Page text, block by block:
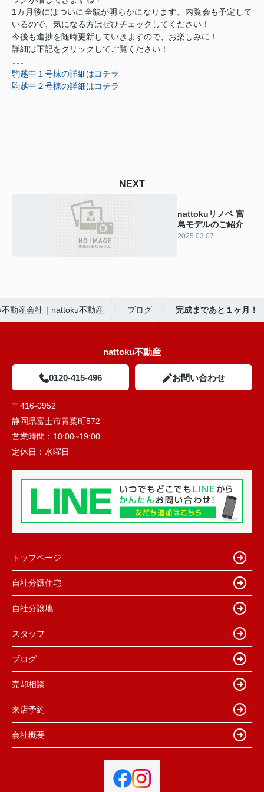
1カ月後にはついに全貌が明らかになります。内覧会も予定して
いるので、気になる方はぜひチェックしてください！
今後も進捗を随時更新していきますので、お楽しみに！
詳細は下記をクリックしてご覧ください！
↓↓↓
駒越中１号棟の詳細はコチラ
駒越中２号棟の詳細はコチラ
NEXT
nattokuリノベ 宮
島モデルのご紹介
2025.03.07
動産会社｜nattoku不動産 ブログ 完成まであと１ヶ月！
nattoku不動産
0120-415-496 お問い合わせ
〒416-0952
静岡県富士市青葉町572
営業時間： 10:00~19:00
定休日： 水曜日
トップページ
自社分譲住宅
自社分譲地
スタッフ
ブログ
売却相談
来店予約
会社概要